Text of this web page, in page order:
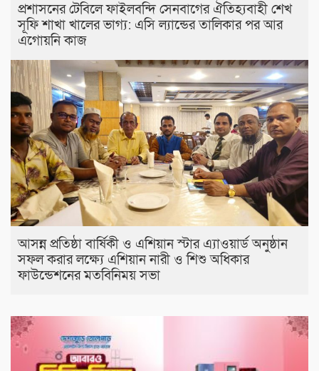
প্রশাসনের টেবিলে ফাইলবন্দি সেনবাগের ঐতিহ্যবাহী শেখ
সূফি শাখা খালের ভাগ্য: এসি ল্যান্ডের তালিকার পর আর
এগোয়নি কাজ
আসন্ন প্রতিষ্ঠা বার্ষিকী ও এশিয়ান স্টার এ‍্যাওয়ার্ড অনুষ্ঠান
সফল করার লক্ষ্যে এশিয়ান নারী ও শিশু অধিকার
ফাউন্ডেশনের মতবিনিময় সভা